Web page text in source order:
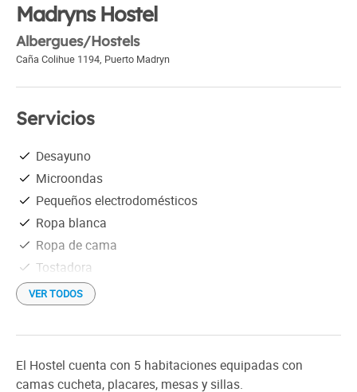
Madryns Hostel
Albergues/Hostels
Caña Colihue 1194, Puerto Madryn
Servicios
Desayuno
Microondas
Pequeños electrodomésticos
Ropa blanca
Ropa de cama
Tostadora
Vajilla
Wi-Fi gratis
Cochera para motos
Baños con duchas separadas
VER TODOS
El Hostel cuenta con 5 habitaciones equipadas con
camas cucheta, placares, mesas y sillas.